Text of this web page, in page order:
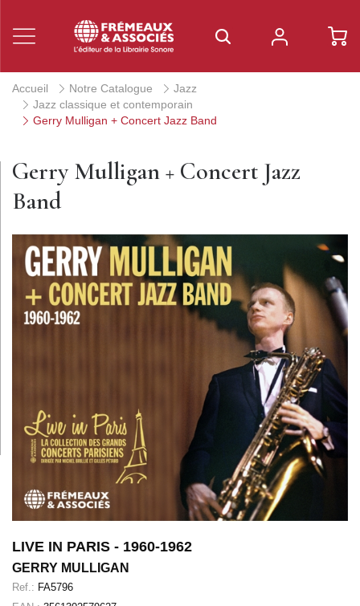
Accueil Notre Catalogue
Jazz
Jazz classique et contemporain
Gerry Mulligan + Concert Jazz Band
Gerry Mulligan + Concert Jazz
Band
LIVE IN PARIS - 1960-1962
GERRY MULLIGAN
Ref.: FA5796